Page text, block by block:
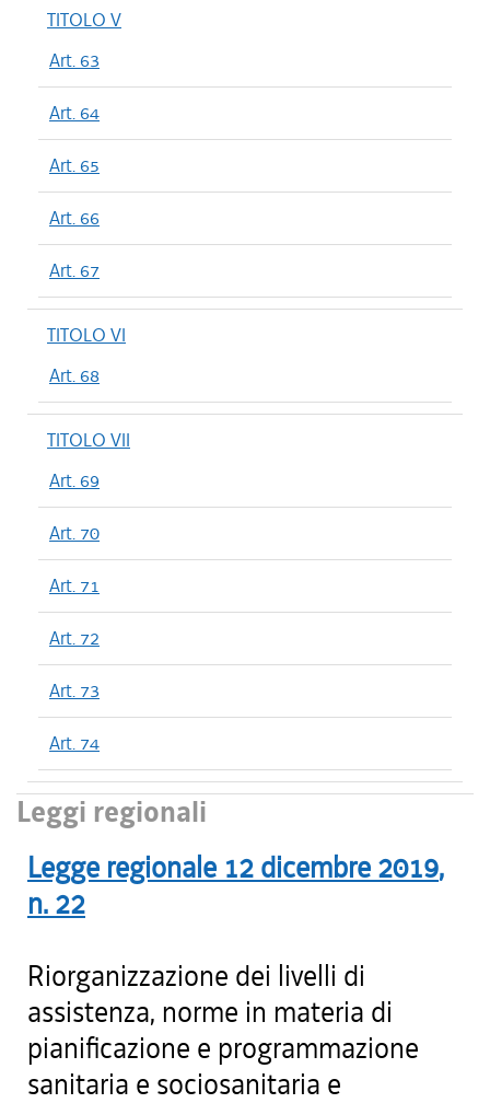
TITOLO V
Art. 63
Art. 64
Art. 65
Art. 66
Art. 67
TITOLO VI
Art. 68
TITOLO VII
Art. 69
Art. 70
Art. 71
Art. 72
Art. 73
Art. 74
Leggi regionali
Legge regionale 12 dicembre 2019,
n. 22
Riorganizzazione dei livelli di
assistenza, norme in materia di
pianificazione e programmazione
sanitaria e sociosanitaria e